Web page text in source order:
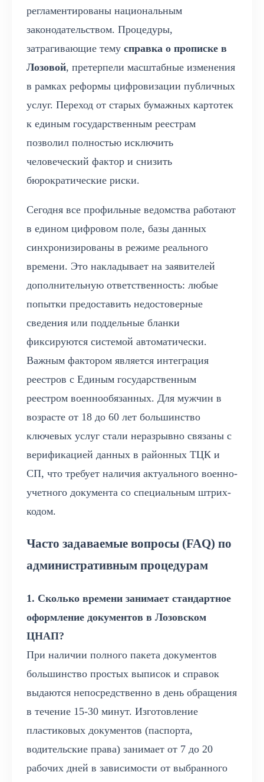
регламентированы национальным
законодательством. Процедуры,
затрагивающие тему справка о прописке в
Лозовой, претерпели масштабные изменения
в рамках реформы цифровизации публичных
услуг. Переход от старых бумажных картотек
к единым государственным реестрам
позволил полностью исключить
человеческий фактор и снизить
бюрократические риски.
Сегодня все профильные ведомства работают
в едином цифровом поле, базы данных
синхронизированы в режиме реального
времени. Это накладывает на заявителей
дополнительную ответственность: любые
попытки предоставить недостоверные
сведения или поддельные бланки
фиксируются системой автоматически.
Важным фактором является интеграция
реестров с Единым государственным
реестром военнообязанных. Для мужчин в
возрасте от 18 до 60 лет большинство
ключевых услуг стали неразрывно связаны с
верификацией данных в районных ТЦК и
СП, что требует наличия актуального военно-
учетного документа со специальным штрих-
кодом.
Часто задаваемые вопросы (FAQ) по
административным процедурам
1. Сколько времени занимает стандартное
оформление документов в Лозовском
ЦНАП?
При наличии полного пакета документов
большинство простых выписок и справок
выдаются непосредственно в день обращения
в течение 15-30 минут. Изготовление
пластиковых документов (паспорта,
водительские права) занимает от 7 до 20
рабочих дней в зависимости от выбранного